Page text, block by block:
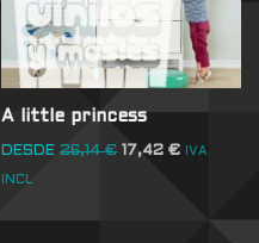
A little princess
DESDE 26,14€ 17,42€ IVA
INCL